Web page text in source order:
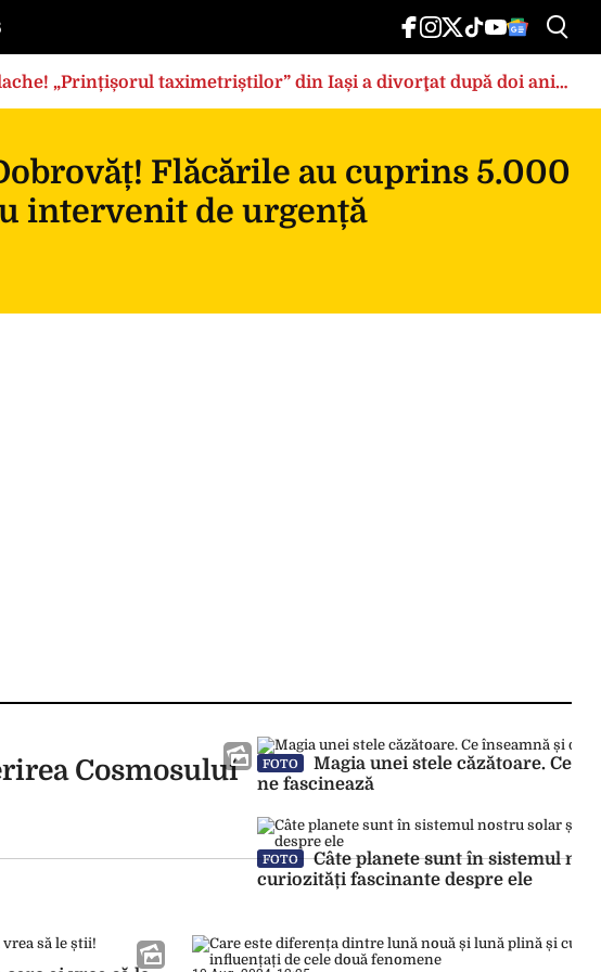
„Prințișorul taximetriștilor” din Iași a divorţat după doi ani
Flăcările au cuprins 5.000
intervenit de urgență
Cosmosului FOTO
Magia unei stele căzătoare. Ce
ne fascinează
FOTO
Câte planete sunt în sistemul
curiozități fascinante despre ele